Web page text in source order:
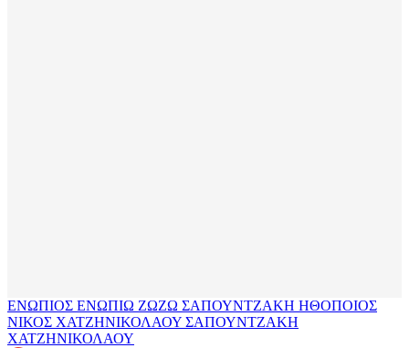
ΕΝΩΠΙΟΣ ΕΝΩΠΙΩ ΖΩΖΩ ΣΑΠΟΥΝΤΖΑΚΗ ΗΘΟΠΟΙΟΣ
ΝΙΚΟΣ ΧΑΤΖΗΝΙΚΟΛΑΟΥ ΣΑΠΟΥΝΤΖΑΚΗ
ΧΑΤΖΗΝΙΚΟΛΑΟΥ